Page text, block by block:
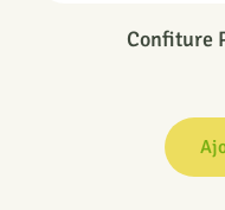
Confiture